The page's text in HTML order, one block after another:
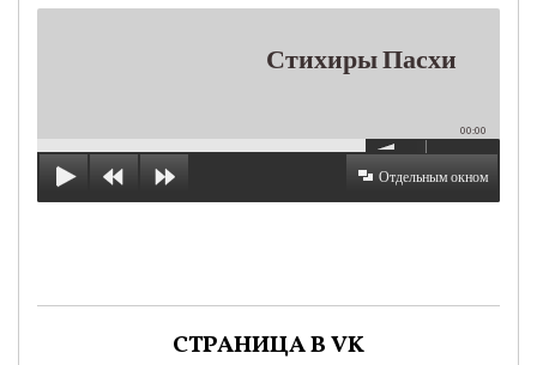
Стихиры Пасхи
00:00
Отдельным окном
СТРАНИЦА В VK